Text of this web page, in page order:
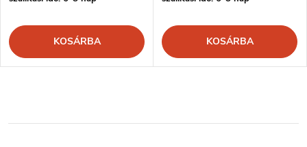
KOSÁRBA KOSÁRBA